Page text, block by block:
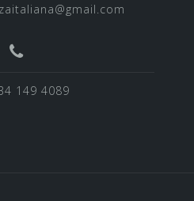
149 4089